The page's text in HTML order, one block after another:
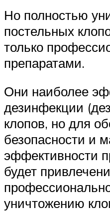
Но полностью
постельных
только
препаратами.
Они наиболее
дезинфекции
клопов, но для
безопасности и
эффективности
будет
уничтожению